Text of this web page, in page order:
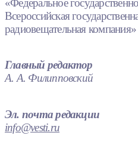
«Федеральное
Всероссийская
радиовещательная
Главный редактор
А. А. Филипповский
Эл. почта редакции
info@vesti.ru